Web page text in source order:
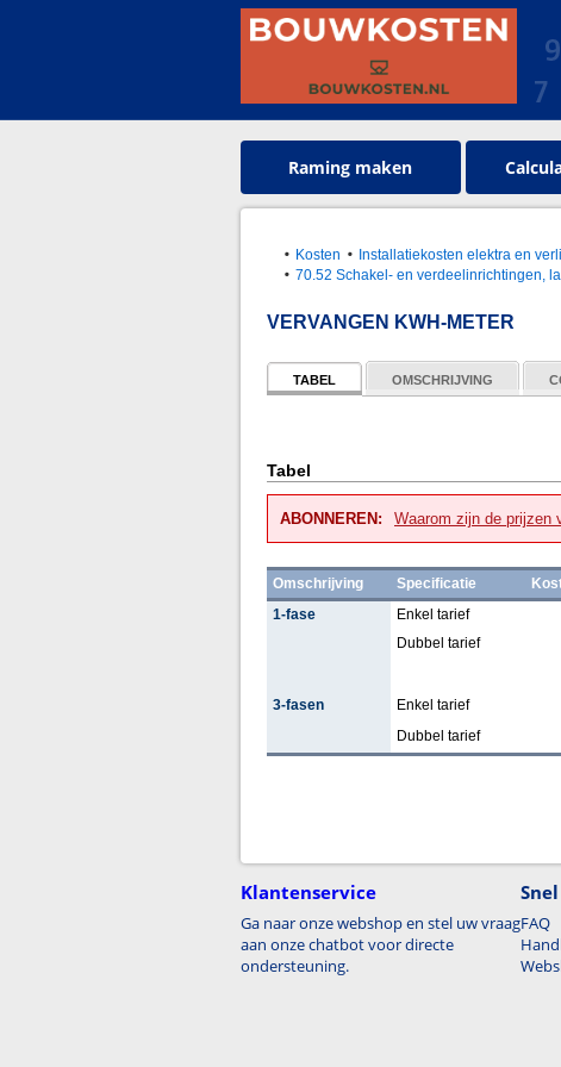
Raming maken
Kosten Installatiekosten elektra en
70.52 Schakel- en verdeelinrichtingen,
VERVANGEN KWH-METER
TABEL OMSCHRIJVING
Tabel
ABONNEREN: Waarom zijn de prijzen
Omschrijving Specificatie
1-fase
Enkel tarief
Dubbel tarief
3-fasen Enkel tarief
Dubbel tarief
Klantenservice
Ga naar onze webshop en stel uw vraag
aan onze chatbot voor directe
ondersteuning.
FAQ